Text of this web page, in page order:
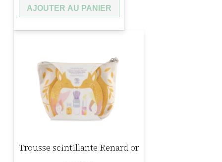
AJOUTER AU PANIER
Trousse scintillante Renard or